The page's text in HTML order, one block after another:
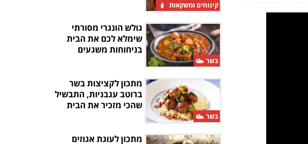
קינוחים ומשקאות
בשר
גולש הונגרי מסורתי
שימלא לכם את הבית
בניחוחות משגעים
בשר
מתכון לקציצות בשר
ברוטב עגבניות, התבשיל
שהכי מזכיר את הבית
מתכון לעוגת אגוזים